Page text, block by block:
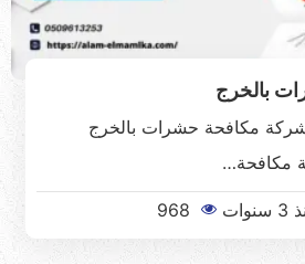
بالخرج
مكافحة حشرات بالخرج
968